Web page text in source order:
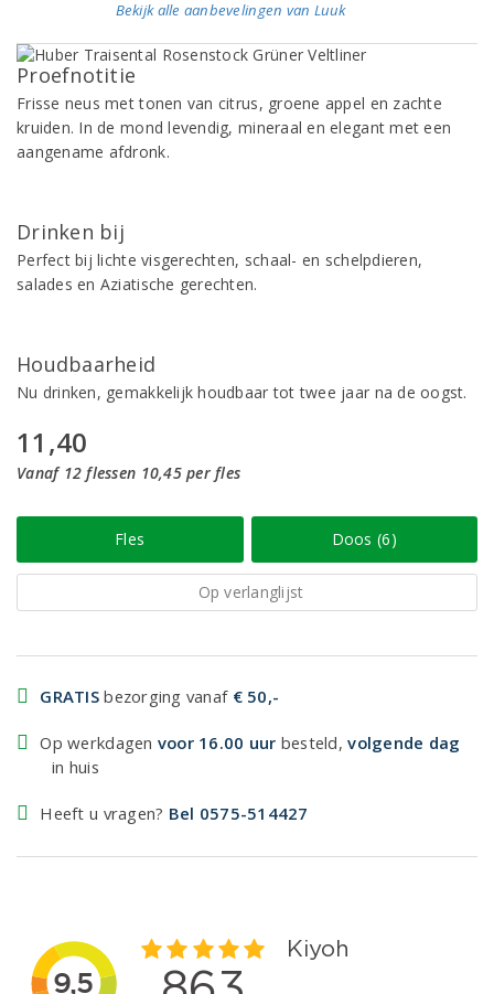
Bekijk alle aanbevelingen van Luuk
Proefnotitie
Frisse neus met tonen van citrus, groene appel en zachte
kruiden. In de mond levendig, mineraal en elegant met een
aangename afdronk.
Drinken bij
Perfect bij lichte visgerechten, schaal- en schelpdieren,
salades en Aziatische gerechten.
Houdbaarheid
Nu drinken, gemakkelijk houdbaar tot twee jaar na de oogst.
11,40
Vanaf 12 flessen 10,45 per fles
Fles Doos (6)
Op verlanglijst
GRATIS bezorging vanaf € 50,-
Op werkdagen voor 16.00 uur besteld,volgende dag
in huis
Heeft u vragen? Bel 0575-514427